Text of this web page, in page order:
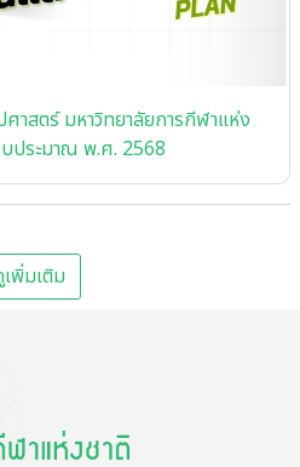
บประมาณ พ.ศ. 2568
พิ่มเติม